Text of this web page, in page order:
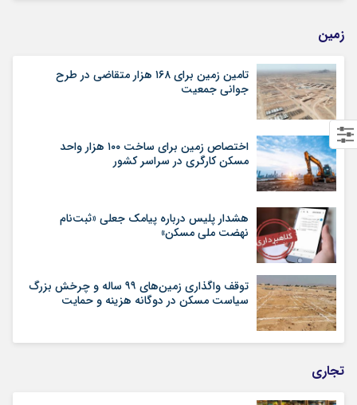
زمین
تامین زمین برای ۱۶۸ هزار متقاضی در طرح
جوانی جمعیت
اختصاص زمین برای ساخت ۱۰۰ هزار واحد
مسکن کارگری در سراسر کشور
هشدار پلیس درباره پیامک جعلی «ثبت‌نام
نهضت ملی مسکن»
توقف واگذاری زمین‌های ۹۹ ساله و چرخش بزرگ
سیاست مسکن در دوگانه هزینه و حمایت
تجاری